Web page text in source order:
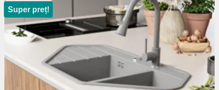
Super preț!